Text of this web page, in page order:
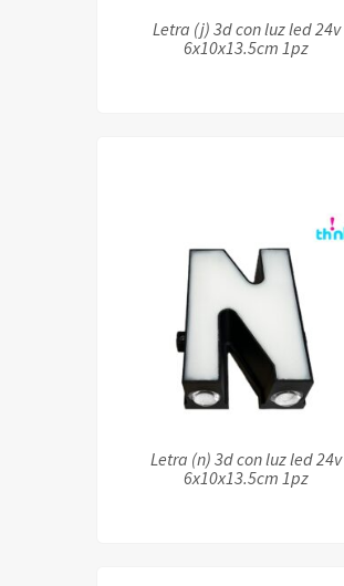
Letra (j) 3d con luz led 24v
6x10x13.5cm 1pz
Letra (n) 3d con luz led 24v
6x10x13.5cm 1pz